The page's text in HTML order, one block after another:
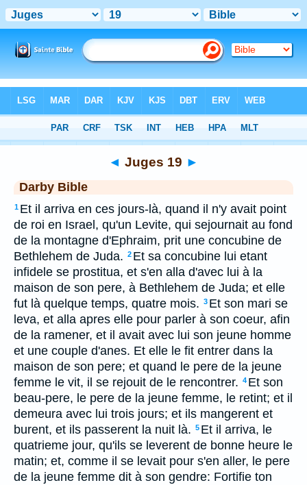
> Juges 19
◄ Juges 19 ►
Darby Bible
1 Et il arriva en ces jours-là, quand il n'y avait point
de roi en Israel, qu'un Levite, qui sejournait au fond
de la montagne d'Ephraim, prit une concubine de
Bethlehem de Juda. 2 Et sa concubine lui etant
infidele se prostitua, et s'en alla d'avec lui à la
maison de son pere, à Bethlehem de Juda; et elle
fut là quelque temps, quatre mois. 3 Et son mari se
leva, et alla apres elle pour parler à son coeur, afin
de la ramener, et il avait avec lui son jeune homme
et une couple d'anes. Et elle le fit entrer dans la
maison de son pere; et quand le pere de la jeune
femme le vit, il se rejouit de le rencontrer. 4 Et son
beau-pere, le pere de la jeune femme, le retint; et il
demeura avec lui trois jours; et ils mangerent et
burent, et ils passerent la nuit là. 5 Et il arriva, le
quatrieme jour, qu'ils se leverent de bonne heure le
matin; et, comme il se levait pour s'en aller, le pere
de la jeune femme dit à son gendre: Fortifie ton